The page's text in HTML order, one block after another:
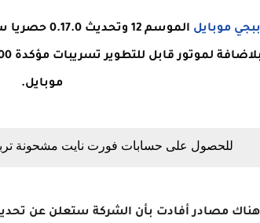
ببجي موبايل
موبايل.
للحصول على حسابات فورت نايت مشحونة